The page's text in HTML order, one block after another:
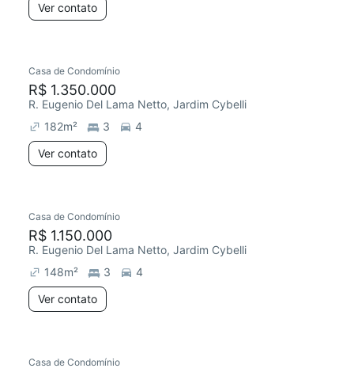
Ver contato
Casa de Condomínio
R$ 1.350.000
R. Eugenio Del Lama Netto, Jardim Cybelli
182m² 3
4
Ver contato
Casa de Condomínio
R$ 1.150.000
R. Eugenio Del Lama Netto, Jardim Cybelli
148m² 3
4
Ver contato
Casa de Condomínio